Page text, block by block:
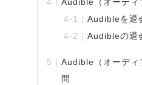
Audibleを退
Audibleの退
Audible（オーディ
問